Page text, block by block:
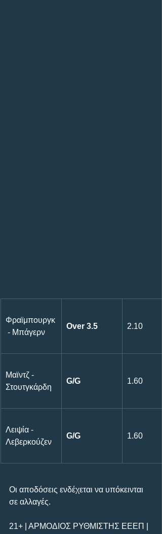
Φραϊμπουργκ
- Μπάγερν
Over 3.5 2.10
Μαϊντζ -
Στουτγκάρδη
G/G 1.60
Λειψία -
Λεβερκούζεν
G/G 1.60
Οι αποδόσεις ενδέχεται να υπόκεινται
σε αλλαγές.
21+ | ΑΡΜΟΔΙΟΣ ΡΥΘΜΙΣΤΗΣ ΕΕΕΠ |